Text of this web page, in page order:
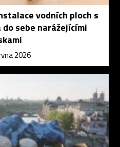
vodních ploch s
sebe narážejícími
2026